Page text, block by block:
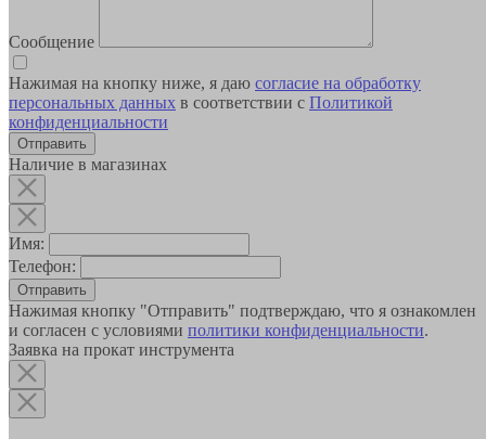
Сообщение
Нажимая на кнопку ниже, я даю согласие на обработку
персональных данных в соответствии с Политикой
конфиденциальности
Наличие в магазинах
Имя:
Телефон:
Отправить
Нажимая кнопку "Отправить" подтверждаю, что я ознакомлен
и согласен с условиями политики конфиденциальности.
Заявка на прокат инструмента